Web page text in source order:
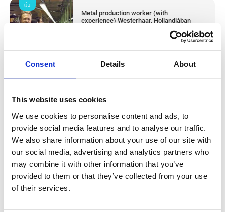
Consent Details About
This website uses cookies
We use cookies to personalise content and ads, to
provide social media features and to analyse our traffic.
We also share information about your use of our site with
our social media, advertising and analytics partners who
may combine it with other information that you’ve
provided to them or that they’ve collected from your use
of their services.
Metal production worker (with
experience) Westerhaar, Hollandiában
Position is open for:1 nap
ÚJ
Húsüzemi termelési dolgozó & takarító
(tapasztalattal) Haarlem, Hollandiában
Salary:from 14,99€/h star_border 0/5(0 reviews)
Húsüzemi termelési dolgozó & takarító
Available positions:2/2